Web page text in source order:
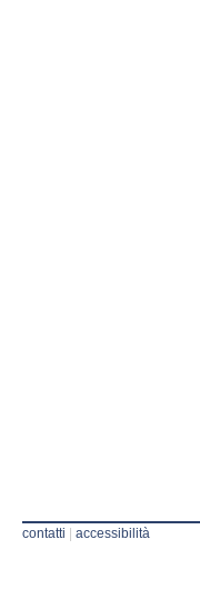
contatti | accessibilità